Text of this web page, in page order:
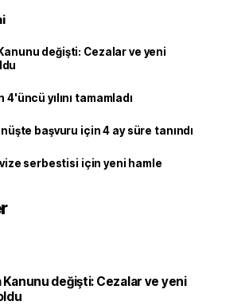
değişti: Cezalar ve yeni
yılını tamamladı
başvuru için 4 ay süre tanındı
serbestisi için yeni hamle
değişti: Cezalar ve yeni